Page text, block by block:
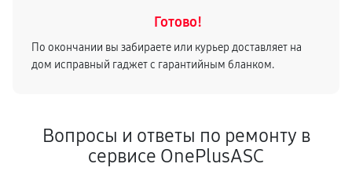
Готово!
По окончании вы забираете или курьер доставляет на
дом исправный гаджет с гарантийным бланком.
Вопросы и ответы по ремонту в
сервисе OnePlusASC